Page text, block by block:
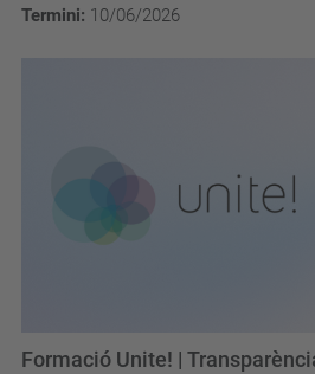
l’eficiència i la presa de decisions
Termini: 10/06/2026
Formació Unite! |